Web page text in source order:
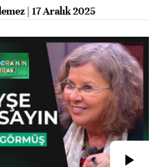
| 17 Aralık 2025